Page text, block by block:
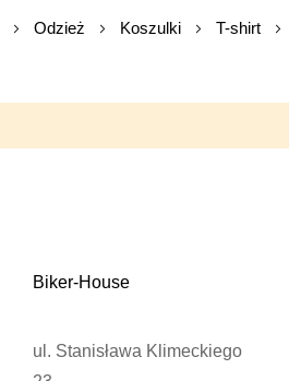
Odzież Koszulki T-shirt
Biker-House
ul. Stanisława Klimeckiego